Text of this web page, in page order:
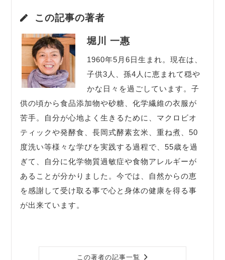
この記事の著者
堀川 一惠
1960年5月6日生まれ。現在は、
子供3人、孫4人に恵まれて穏や
かな日々を過ごしています。子
供の頃から食品添加物や砂糖、化学繊維の衣服が
苦手。自分が心地よく生きるために、マクロビオ
ティックや発酵食、長岡式酵素玄米、重ね煮、50
度洗い等様々な学びを実践する過程で、55歳を過
ぎて、自分に化学物質過敏症や食物アレルギーが
あることが分かりました。今では、自然からの恵
を感謝して受け取る事で心と身体の健康を得る事
が出来ています。
この著者の記事一覧